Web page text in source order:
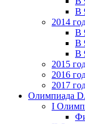
В
2014
В
В
В
2015
2016
2017
Олимпиада
I